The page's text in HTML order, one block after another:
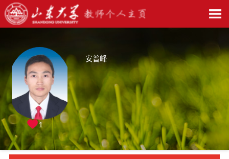
安普峰
1